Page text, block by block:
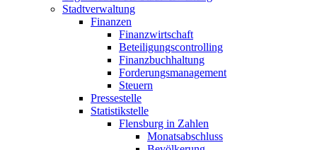
Stadtverwaltung
Finanzen
Finanzwirtschaft
Beteiligungscontrolling
Finanzbuchhaltung
Forderungsmanagement
Steuern
Pressestelle
Statistikstelle
Flensburg in Zahlen
Monatsabschluss